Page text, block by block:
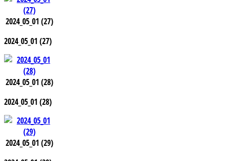
2024_05_01 (27)
2024_05_01 (27)
2024_05_01 (28)
2024_05_01 (28)
2024_05_01 (29)